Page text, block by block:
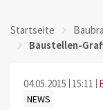
Startseite
Baustellen-
04.05.2015 15:11
NEWS